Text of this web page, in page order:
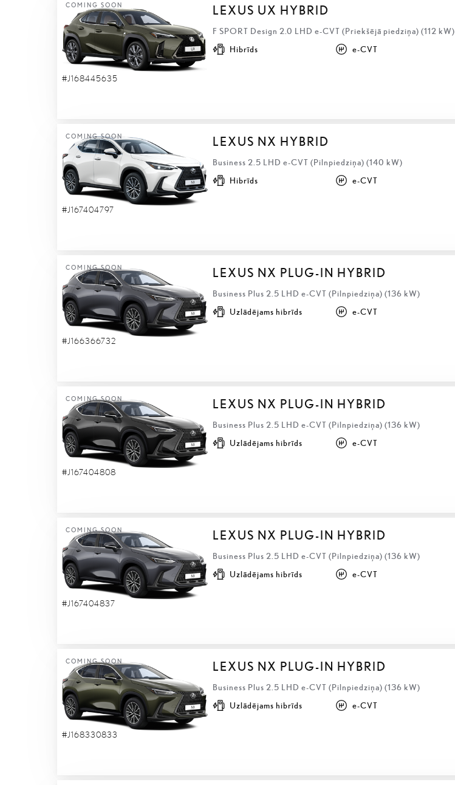
COMING SOON
#J168445635
LEXUS UX HYBRID
F SPORT Design 2.0 LHD e-CVT (Priekšējā piedziņa) (112 kW)
Hibrīds e-CVT
COMING SOON
#J167404797
LEXUS NX HYBRID
Business 2.5 LHD e-CVT (Pilnpiedziņa) (140 kW)
Hibrīds e-CVT
COMING SOON
#J166366732
LEXUS NX PLUG-IN HYBRID
Business Plus 2.5 LHD e-CVT (Pilnpiedziņa) (136 kW)
Uzlādējams hibrīds e-CVT
COMING SOON
#J167404808
LEXUS NX PLUG-IN HYBRID
Business Plus 2.5 LHD e-CVT (Pilnpiedziņa) (136 kW)
Uzlādējams hibrīds e-CVT
COMING SOON
#J167404837
LEXUS NX PLUG-IN HYBRID
Business Plus 2.5 LHD e-CVT (Pilnpiedziņa) (136 kW)
Uzlādējams hibrīds e-CVT
COMING SOON
#J168330833
LEXUS NX PLUG-IN HYBRID
Business Plus 2.5 LHD e-CVT (Pilnpiedziņa) (136 kW)
Uzlādējams hibrīds e-CVT